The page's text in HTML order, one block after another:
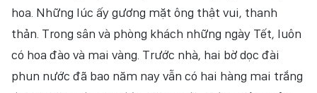
hoa. Những lúc ấy gương mặt ông thật vui, thanh
thản. Trong sân và phòng khách những ngày Tết, luôn
có hoa đào và mai vàng. Trước nhà, hai bờ dọc đài
phun nước đã bao năm nay vẫn có hai hàng mai trắng